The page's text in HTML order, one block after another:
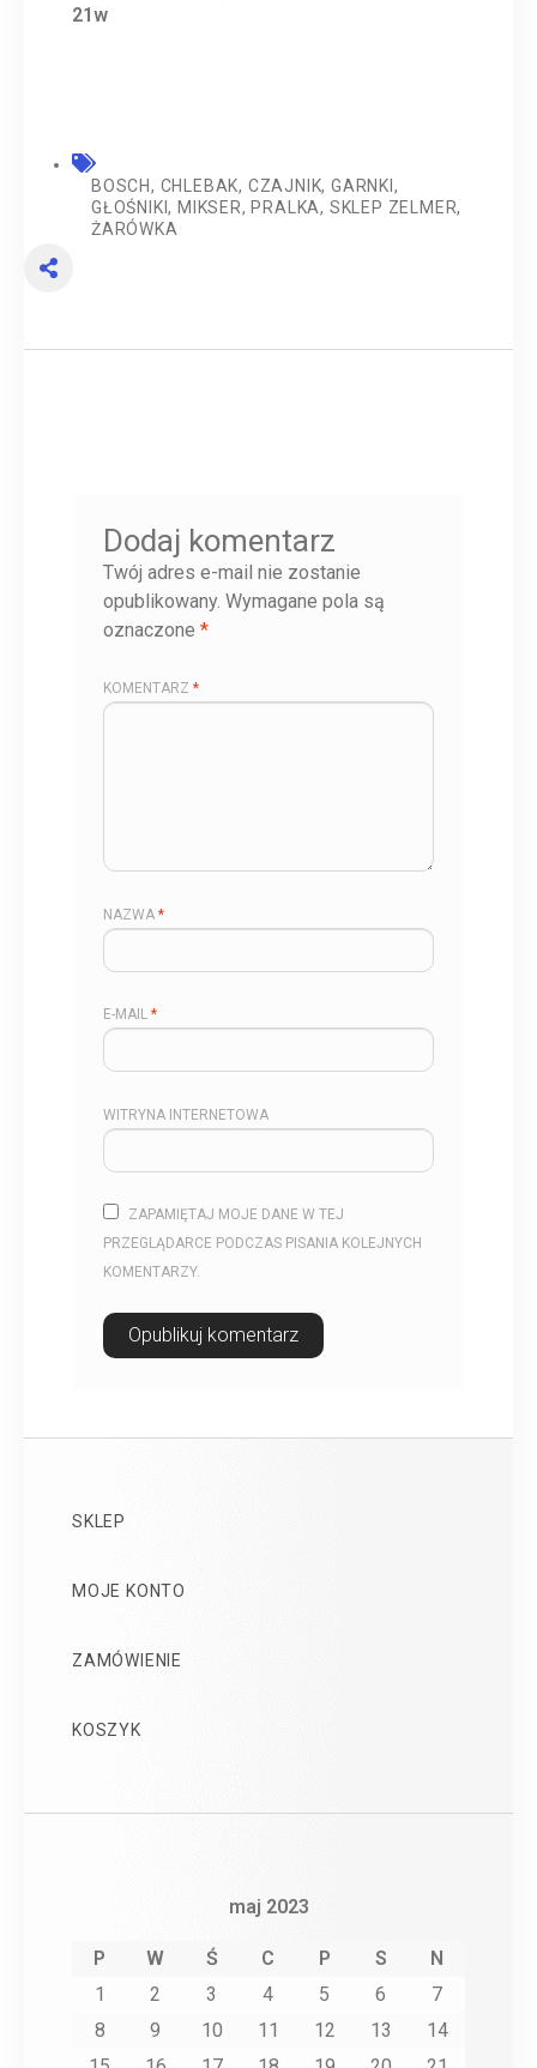
SKLEP
MOJE KONTO
ZAMÓWIENIE
KOSZYK
maj 2023
P W Ś C P S
N
1
2 3 4 5 6
7
8
9 10 11 12 13
14
21w
BOSCH, CHLEBAK, CZAJNIK,GARNKI ,
GŁOŚNIKI, MIKSER, PRALKA, SKLEP ZELMER,
ŻARÓWKA
Dodaj komentarz
Twój adres e-mail nie zostanie
opublikowany. Wymagane pola są
oznaczone *
KOMENTARZ *
NAZWA *
E-MAIL *
WITRYNA INTERNETOWA
ZAPAMIĘTAJ MOJE DANE W TEJ
PRZEGLĄDARCE PODCZAS PISANIA KOLEJNYCH
KOMENTARZY.